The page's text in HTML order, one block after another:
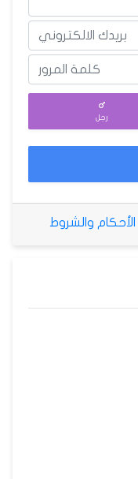
رجل
الأحكام والشروط